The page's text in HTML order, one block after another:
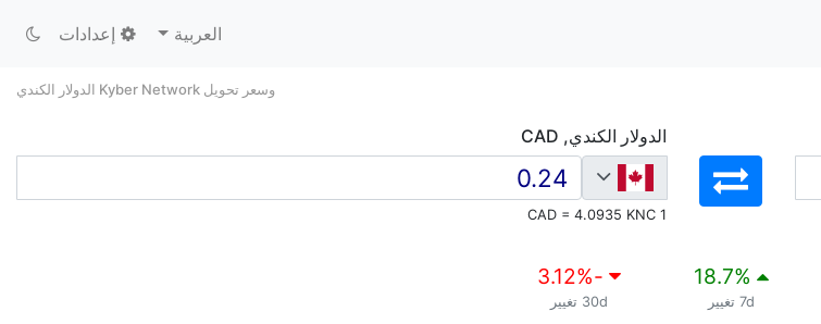
العربية إعدادات
وسعر تحويل Kyber Network الدولار الكندي
الدولار الكندي, CAD
1 CAD = 4.0935 KNC
18.7%
7d تغيير
-3.12
%
30d تغيير